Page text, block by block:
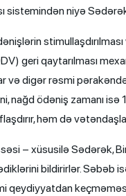
sistemindən niyə
geri qaytarılması
və digər rəsmi
nağd ödəniş zamanı
həm də
– xüsusilə Sədərək,
bildirirlər.